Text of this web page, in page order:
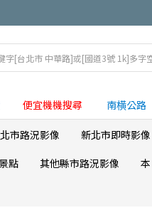
便宜機機搜尋 南横公路
市路況影像 新北市即時影像
點 其他縣市路況影像